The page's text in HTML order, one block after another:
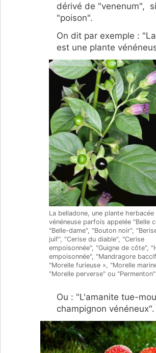
dérivé de "venenum",
"poison".
On dit par exemple :
est une plante
La belladone, une plante herbacée
vénéneuse parfois appelée "Belle
"Belle-dame", "Bouton noir",
juif", "Cerise du diable", "Cerise
empoisonnée", "Guigne de côte",
empoisonnée", "Mandragore
"Morelle furieuse », "Morelle
"Morelle perverse" ou "Permenton"
Ou : "L'amanite tue-
champignon vénéneux".